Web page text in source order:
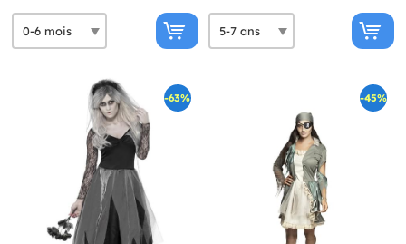
-63% -45%